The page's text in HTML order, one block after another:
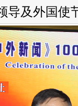
导及外国使